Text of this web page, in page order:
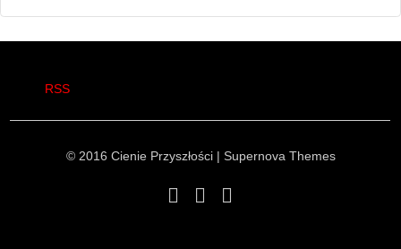
RSS
© 2016 Cienie Przyszłości | Supernova Themes